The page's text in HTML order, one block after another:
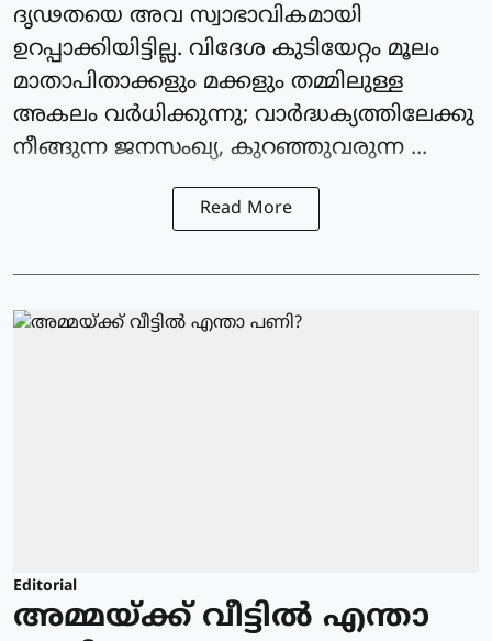
ദൃഢതയെ അവ സ്വാഭാവികമായി
ഉറപ്പാക്കിയിട്ടില്ല. വിദേശ കുടിയേറ്റം മൂലം
മാതാപിതാക്കളും മക്കളും തമ്മിലുള്ള
അകലം വർധിക്കുന്നു; വാർദ്ധക്യത്തിലേക്കു
നീങ്ങുന്ന ജനസംഖ്യ, കുറഞ്ഞുവരുന്ന ...
Read More
Editorial
അമ്മയ്ക്ക് വീട്ടിൽ എന്താ